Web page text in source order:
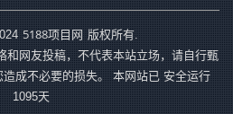
5188项目网 版权所有.
和网友投稿，不代表本站立场，请自行甄
成不必要的损失。 本网站已 安全运行
1095天